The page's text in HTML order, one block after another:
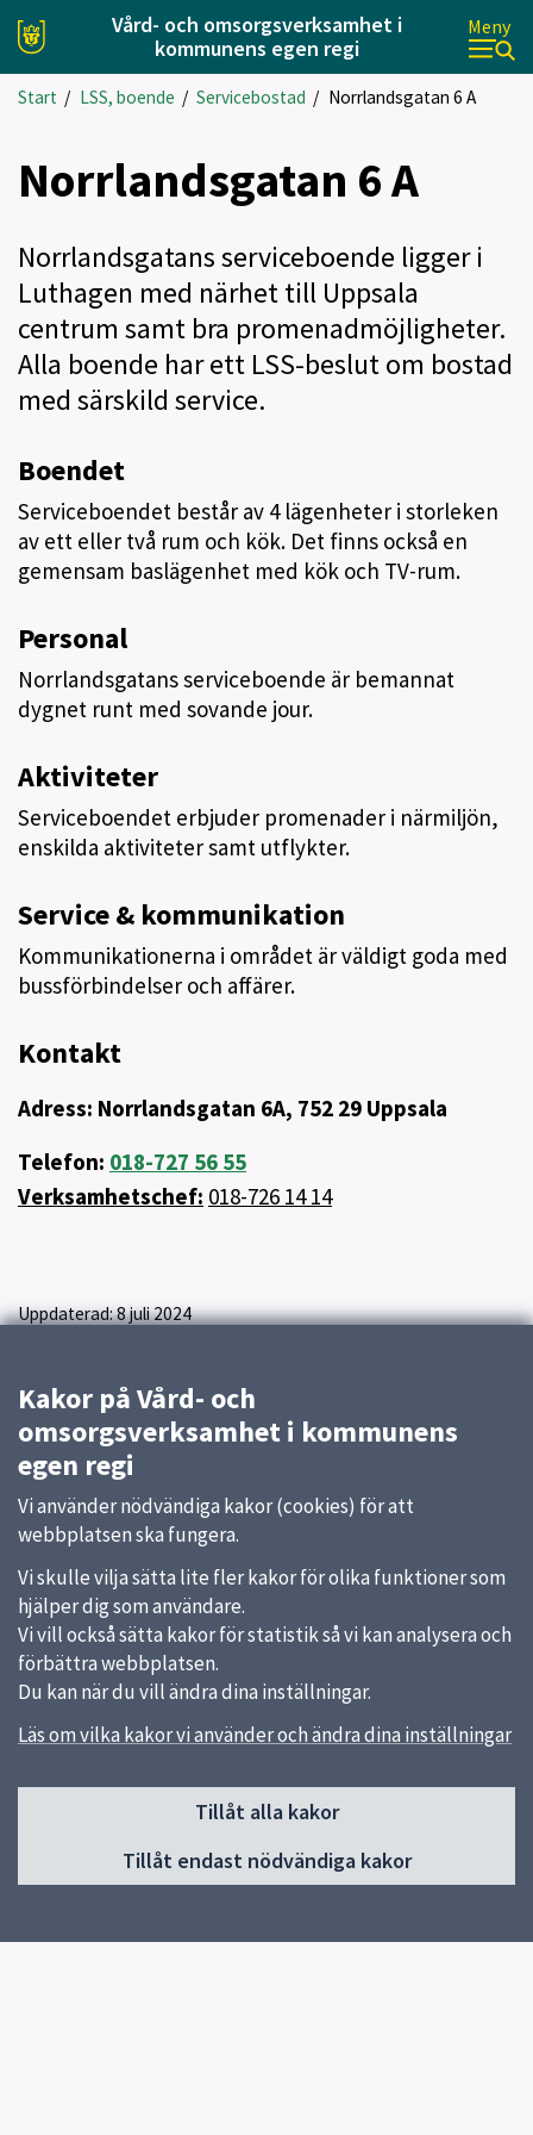
Vård- och omsorgsverksamhet i
kommunens egen regi
Meny
Start / LSS, boende / Servicebostad / Norrlandsgatan 6 A
Norrlandsgatan 6 A
Norrlandsgatans serviceboende ligger i
Luthagen med närhet till Uppsala
centrum samt bra promenadmöjligheter.
Alla boende har ett LSS-beslut om bostad
med särskild service.
Boendet
Serviceboendet består av 4 lägenheter i storleken
av ett eller två rum och kök. Det finns också en
gemensam baslägenhet med kök och TV-rum.
Personal
Norrlandsgatans serviceboende är bemannat
dygnet runt med sovande jour.
Aktiviteter
Serviceboendet erbjuder promenader i närmiljön,
enskilda aktiviteter samt utflykter.
Service & kommunikation
Kommunikationerna i området är väldigt goda med
bussförbindelser och affärer.
Kontakt
Adress: Norrlandsgatan 6A, 752 29 Uppsala
Telefon: 018-727 56 55
Verksamhetschef: 018-726 14 14
Uppdaterad:8 juli 2024
Kakor på Vård- och
omsorgsverksamhet i kommunens
egen regi
Vi använder nödvändiga kakor (cookies) för att
webbplatsen ska fungera.
Vi skulle vilja sätta lite fler kakor för olika funktioner som
hjälper dig som användare.
Vi vill också sätta kakor för statistik så vi kan analysera och
förbättra webbplatsen.
Du kan när du vill ändra dina inställningar.
Läs om vilka kakor vi använder och ändra dina inställningar
Tillåt alla kakor
Tillåt endast nödvändiga kakor
Sidfot